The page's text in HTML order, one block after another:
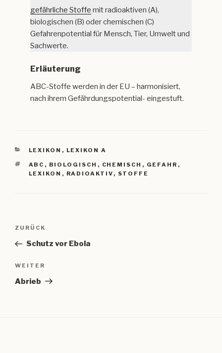
gefährliche Stoffe mit radioaktiven (A),
biologischen (B) oder chemischen (C)
Gefahrenpotential für Mensch, Tier, Umwelt und
Sachwerte.
Erläuterung
ABC-Stoffe werden in der EU – harmonisiert,
nach ihrem Gefährdungspotential- eingestuft.
KATEGORIEN
LEXIKON , LEXIKON A
SCHLAGWÖRTER
ABC , BIOLOGISCH , CHEMISCH , GEFAHR ,
LEXIKON , RADIOAKTIV , STOFFE
Beitragsnavigation
Vorheriger
Beitrag
ZURÜCK
Schutz vor Ebola
Nächster
Beitrag
WEITER
Abrieb